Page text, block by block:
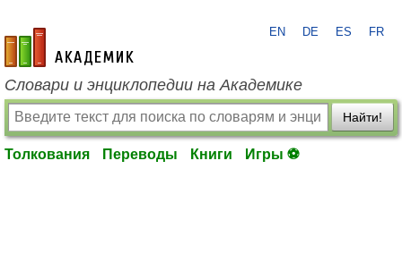
academic.ru
EN DE ES FR
Словари и энциклопедии на Академике
Найти!
Толкования Переводы Книги Игры ⚽